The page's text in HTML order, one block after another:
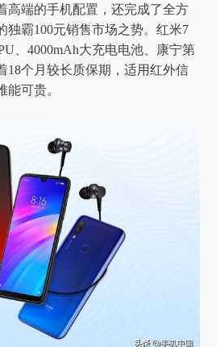
高端的手机配置，还完成了全方
独霸100元销售市场之势。红米7
、4000mAh大充电电池、康宁第
18个月较长质保期，适用红外信
能可贵。